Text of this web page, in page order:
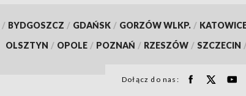
/ BYDGOSZCZ / GDAŃSK / GORZÓW WLKP. /
OLSZTYN / OPOLE / POZNAŃ / RZESZÓW / SZCZECIN
Dołącz do nas: